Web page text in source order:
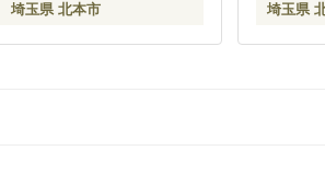
埼玉県 北本市 埼玉県